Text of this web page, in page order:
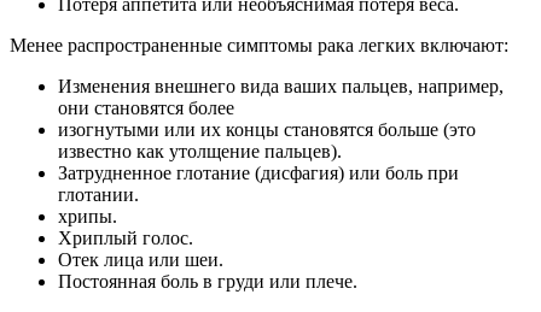
Менее распространенные симптомы рака легких включают:
Изменения внешнего вида ваших пальцев, например,
они становятся более
изогнутыми или их концы становятся больше (это
известно как утолщение пальцев).
Затрудненное глотание (дисфагия) или боль при
глотании.
хрипы.
Хриплый голос.
Отек лица или шеи.
Постоянная боль в груди или плече.